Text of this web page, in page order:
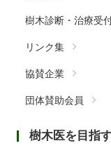
樹木診断・治療受
リンク集
協賛企業
団体賛助会員
樹木医を目指